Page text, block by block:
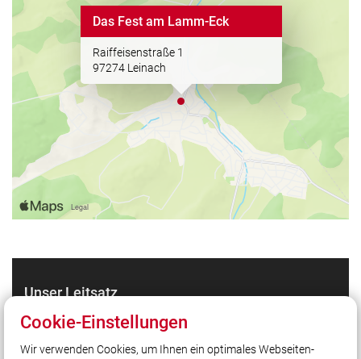
Das Fest am Lamm-Eck
Raiffeisenstraße 1
97274 Leinach
Unser Leitsatz
Gott zur Ehr dem Nächsten zur Wehr!
Cookie-Einstellungen
Wir verwenden Cookies, um Ihnen ein optimales Webseiten-